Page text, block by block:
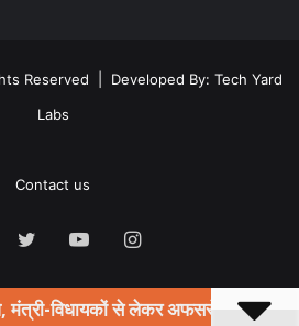
Reserved | Developed By: Tech Yard
Labs
Contact us
Twitter YouTubeInstagram
से लेकर अफसरों तक को नोटिस, 19